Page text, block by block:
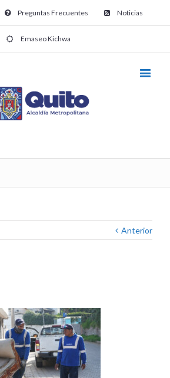
Preguntas Frecuentes Noticias
Emaseo Kichwa
Anterior